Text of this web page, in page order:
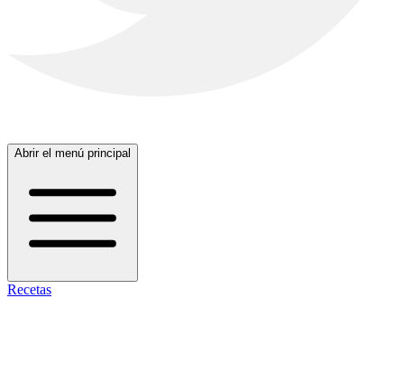
Abrir el menú principal
Recetas